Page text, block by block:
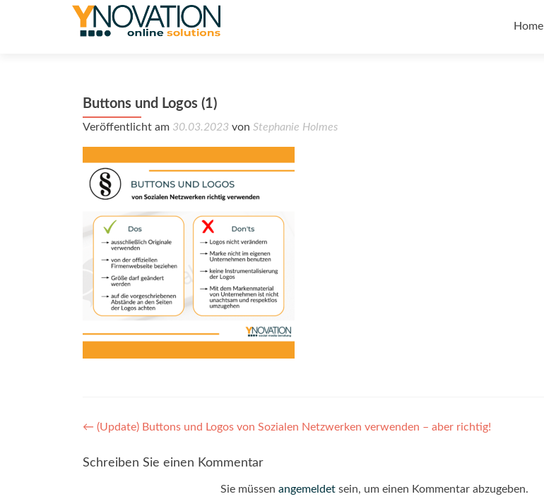
Home
Buttons und Logos (1)
Veröffentlicht am 30.03.2023 von Stephanie Holmes
Post
navigation
← (Update) Buttons und Logos von Sozialen Netzwerken verwenden – aber richtig!
Schreiben Sie einen Kommentar
Sie müssen angemeldetsein, um einen Kommentar abzugeben.